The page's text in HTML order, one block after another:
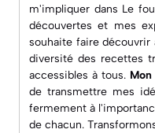
m'impliquer dans Le
découvertes et mes
souhaite faire découvrir
diversité des recettes
accessibles à tous.
de transmettre mes
fermement à
de chacun.